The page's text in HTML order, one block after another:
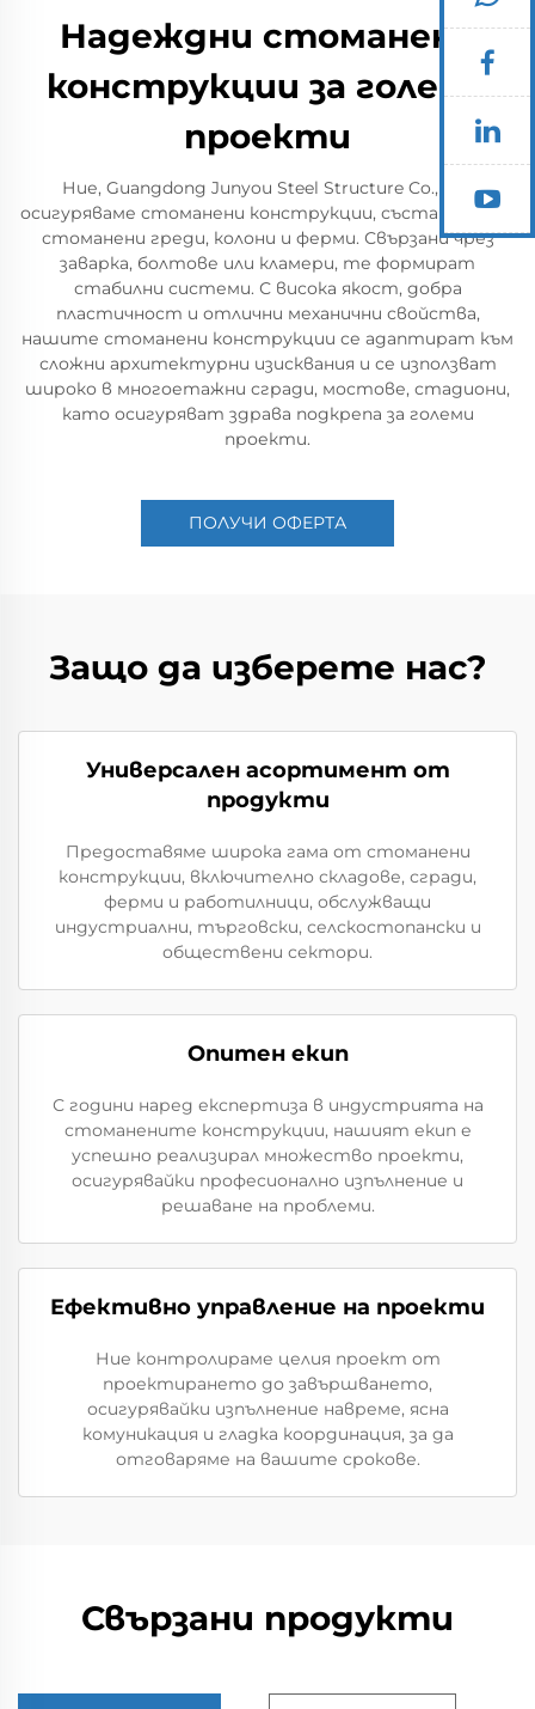
Надеждни стоманени
конструкции за големи
проекти
Ние, Guangdong Junyou Steel Structure Co., Ltd,
осигуряваме стоманени конструкции, съставени от
стоманени греди, колони и ферми. Свързани чрез
заварка, болтове или кламери, те формират
стабилни системи. С висока якост, добра
пластичност и отлични механични свойства,
нашите стоманени конструкции се адаптират към
сложни архитектурни изисквания и се използват
широко в многоетажни сгради, мостове, стадиони,
като осигуряват здрава подкрепа за големи
проекти.
ПОЛУЧИ ОФЕРТА
Защо да изберете нас?
Универсален асортимент от
продукти
Предоставяме широка гама от стоманени
конструкции, включително складове, сгради,
ферми и работилници, обслужващи
индустриални, търговски, селскостопански и
обществени сектори.
Опитен екип
С години наред експертиза в индустрията на
стоманените конструкции, нашият екип е
успешно реализирал множество проекти,
осигурявайки професионално изпълнение и
решаване на проблеми.
Ефективно управление на проекти
Ние контролираме целия проект от
проектирането до завършването,
осигурявайки изпълнение навреме, ясна
комуникация и гладка координация, за да
отговаряме на вашите срокове.
Свързани продукти